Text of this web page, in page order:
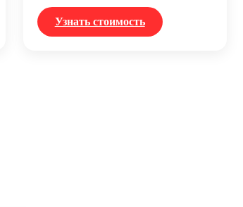
Узнать стоимость